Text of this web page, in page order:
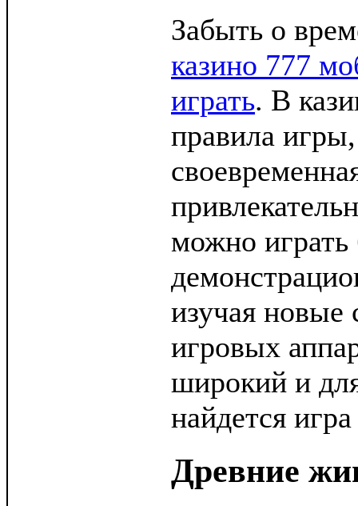
Забыть о
казино 777
играть. В
правила
можно играть
изучая
игровых
широкий и
найдется
Древние